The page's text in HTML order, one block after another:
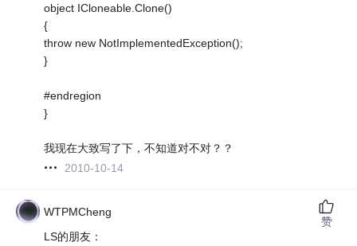
object ICloneable.Clone()
{
throw new NotImplementedException();
}
#endregion
}
我现在大致写了下，不知道对不对？？
2010-10-14
WTPMCheng
LS的朋友：
赞